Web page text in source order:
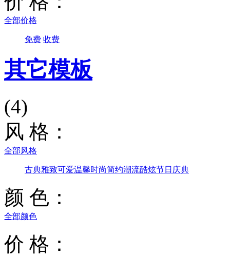
全部价格
免费 收费
其它模板
(4)
风 格：
全部风格
古典雅致可爱温馨时尚简约潮流酷炫节日庆典
颜 色：
全部颜色
价 格：